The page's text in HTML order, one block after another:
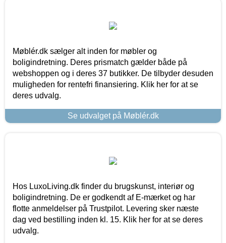
Møblér.dk sælger alt inden for møbler og
boligindretning. Deres prismatch gælder både på
webshoppen og i deres 37 butikker. De tilbyder desuden
muligheden for rentefri finansiering. Klik her for at se
deres udvalg.
Se udvalget på Møblér.dk
Hos LuxoLiving.dk finder du brugskunst, interiør og
boligindretning. De er godkendt af E-mærket og har
flotte anmeldelser på Trustpilot. Levering sker næste
dag ved bestilling inden kl. 15. Klik her for at se deres
udvalg.